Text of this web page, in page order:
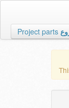
Project parts